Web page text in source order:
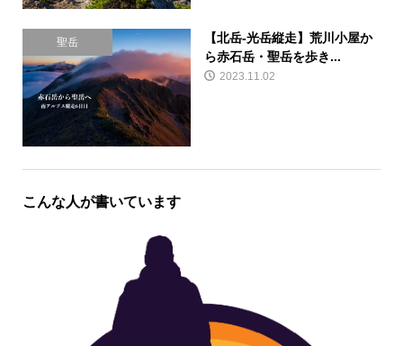
聖岳
【北岳-光岳縦走】荒川小屋か
ら赤石岳・聖岳を歩き...
2023.11.02
こんな人が書いています